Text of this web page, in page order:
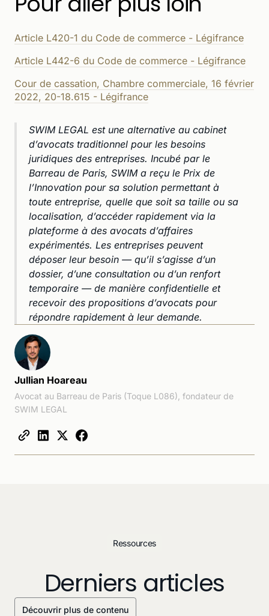
Article L420-1 du Code de commerce - Légifrance
Article L442-6 du Code de commerce - Légifrance
Cour de cassation, Chambre commerciale, 16 février
2022, 20-18.615 - Légifrance
SWIM LEGAL est une alternative au cabinet
d’avocats traditionnel pour les besoins
juridiques des entreprises. Incubé par le
Barreau de Paris, SWIM a reçu le Prix de
l’Innovation pour sa solution permettant à
toute entreprise, quelle que soit sa taille ou sa
localisation, d’accéder rapidement via la
plateforme à des avocats d’affaires
expérimentés. Les entreprises peuvent
déposer leur besoin — qu’il s’agisse d’un
dossier, d’une consultation ou d’un renfort
temporaire — de manière confidentielle et
recevoir des propositions d’avocats pour
répondre rapidement à leur demande.
Jullian Hoareau
Avocat au Barreau de Paris (Toque L086), fondateur de
SWIM LEGAL
Ressources
Derniers articles
Découvrir plus de contenu